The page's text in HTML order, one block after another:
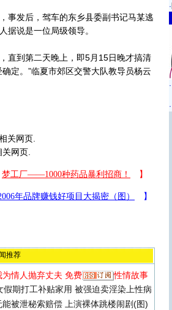
发后，驾车的东乡县委副书记马某逃
据说是一位局级领导。
到第二天晚上，即5月15日晚才搞清
定。”临夏市郊区交警大队教导员杨云
关网页.
网页.
推荐
为情人抛弃丈夫 免费
性情故事
假期打工补贴家用 被强迫卖淫染上性病
能被泄秘索赔偿 上演裸体跳楼闹剧(图)
·
·
·